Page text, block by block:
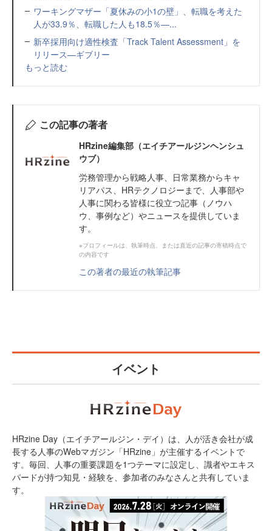
ワーキングマザー「夏休みの小1の壁」、転職を考えた
人が33.9％、転職した人も18.5％—...
新卒採用向け適性検査「Track Talent Assessment」を
リリース—ギブリー
もっと読む
この記事の著者
HRzine編集部（エイチアールジンヘンシュ
ウブ）
労務管理から戦略人事、日常業務からキャ
リアパス、HRテクノロジーまで、人事部や
人事に関わる皆様に役立つ記事（ノウハ
ウ、事例など）やニュースを提供していま
す。
※プロフィールは、執筆時点、または直近の記事の寄稿時点で
の内容です
この著者の最近の執筆記事
イベント
HRzine Day（エイチアールジン・デイ）は、人が活き会社が成
長する人事のWebマガジン「HRzine」が主催するイベントで
す。毎回、人事の重要課題を1つテーマに設定し、識者やエキス
パードが持つ知見・経験を、参加者のみなさんと共有していま
す。